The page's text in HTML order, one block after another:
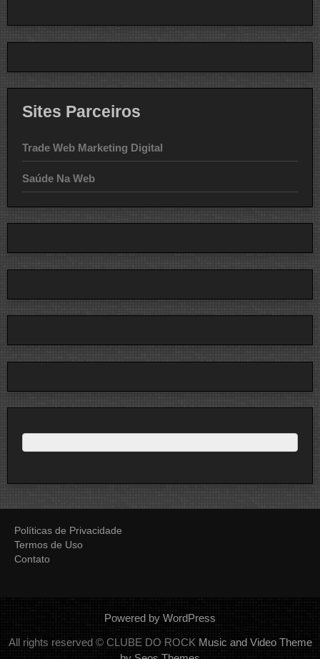
Sites Parceiros
Trade Web Marketing Digital
Saúde Na Web
Políticas de Privacidade
Termos de Uso
Contato
Powered by WordPress
All rights reserved © CLUBE DO ROCK Music and Video Theme